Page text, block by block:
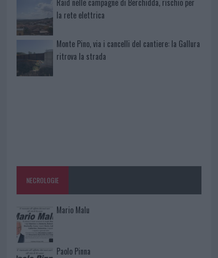
Raid nelle campagne di Berchidda, rischio per
la rete elettrica
Monte Pino, via i cancelli del cantiere: la Gallura
ritrova la strada
NECROLOGIE
Mario Malu
Paolo Pinna